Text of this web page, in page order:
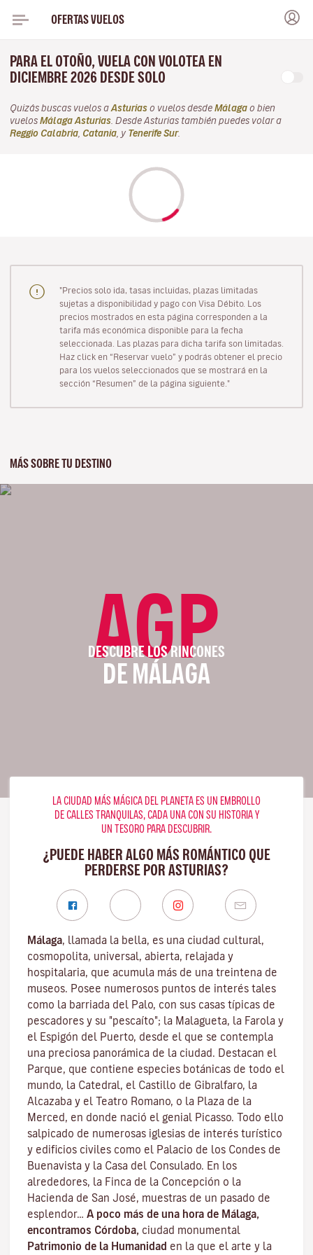
OFERTAS VUELOS
PARA EL OTOÑO, VUELA CON VOLOTEA EN
DICIEMBRE 2026 DESDE SOLO
Quizás buscas vuelos a Asturias o vuelos desde Málaga o bien
vuelos Málaga Asturias . Desde Asturias también puedes volar a
Reggio Calabria Catania , y Tenerife Sur.
"Precios solo ida, tasas incluidas, plazas limitadas
sujetas a disponibilidad y pago con Visa Débito. Los
precios mostrados en esta página corresponden a la
tarifa más económica disponible para la fecha
seleccionada. Las plazas para dicha tarifa son limitadas.
Haz click en “Reservar vuelo” y podrás obtener el precio
para los vuelos seleccionados que se mostrará en la
sección “Resumen” de la página siguiente."
MÁS SOBRE TU DESTINO
AGP
DESCUBRE LOS RINCONES
DE MÁLAGA
LA CIUDAD MÁS MÁGICA DEL PLANETA ES UN EMBROLLO
DE CALLES TRANQUILAS, CADA UNA CON SU HISTORIA Y
UN TESORO PARA DESCUBRIR.
¿PUEDE HABER ALGO MÁS ROMÁNTICO QUE
PERDERSE POR ASTURIAS?
Málaga, llamada la bella, es una ciudad cultural,
cosmopolita, universal, abierta, relajada y
hospitalaria, que acumula más de una treintena de
museos. Posee numerosos puntos de interés tales
como la barriada del Palo, con sus casas típicas de
pescadores y su "pescaíto"; la Malagueta, la Farola y
el Espigón del Puerto, desde el que se contempla
una preciosa panorámica de la ciudad. Destacan el
Parque, que contiene especies botánicas de todo el
mundo, la Catedral, el Castillo de Gibralfaro, la
Alcazaba y el Teatro Romano, o la Plaza de la
Merced, en donde nació el genial Picasso. Todo ello
salpicado de numerosas iglesias de interés turístico
y edificios civiles como el Palacio de los Condes de
Buenavista y la Casa del Consulado. En los
alrededores, la Finca de la Concepción o la
Hacienda de San José, muestras de un pasado de
esplendor… A poco más de una hora de Málaga,
encontramos Córdoba, ciudad monumental
Patrimonio de la Humanidad en la que el arte y la